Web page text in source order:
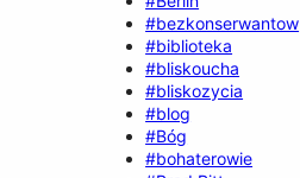
#bezkonserwantow
#biblioteka
#bliskoucha
#bliskozycia
#blog
#Bóg
#bohaterowie